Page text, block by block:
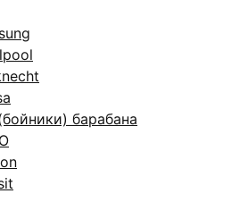
барабана